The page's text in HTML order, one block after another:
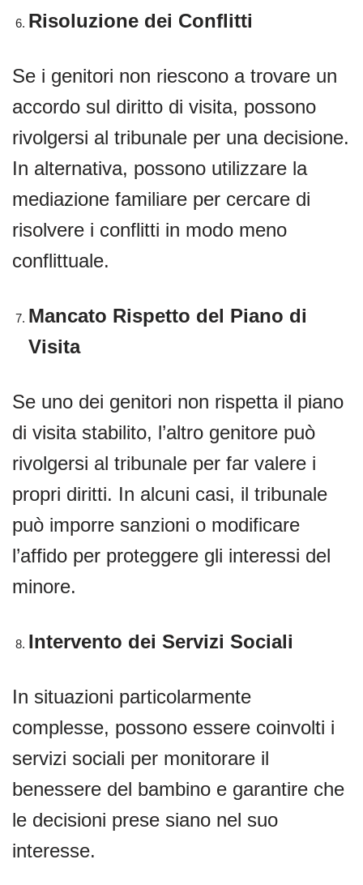
Risoluzione dei Conflitti
Se i genitori non riescono a trovare un
accordo sul diritto di visita, possono
rivolgersi al tribunale per una decisione.
In alternativa, possono utilizzare la
mediazione familiare per cercare di
risolvere i conflitti in modo meno
conflittuale.
Mancato Rispetto del Piano di
Visita
Se uno dei genitori non rispetta il piano
di visita stabilito, l’altro genitore può
rivolgersi al tribunale per far valere i
propri diritti. In alcuni casi, il tribunale
può imporre sanzioni o modificare
l’affido per proteggere gli interessi del
minore.
Intervento dei Servizi Sociali
In situazioni particolarmente
complesse, possono essere coinvolti i
servizi sociali per monitorare il
benessere del bambino e garantire che
le decisioni prese siano nel suo
interesse.